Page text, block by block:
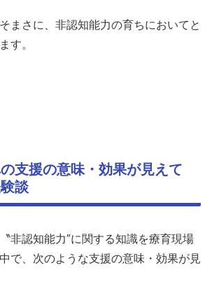
まさに、非認知能力の育ちにおいてと
す。
支援の意味・効果が見えて
談
非認知能力″に関する知識を療育現場
で、次のような支援の意味・効果が見